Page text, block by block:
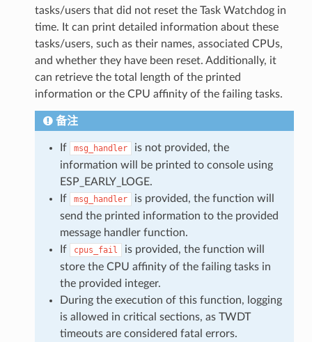
tasks/users that did not reset the Task Watchdog in
time. It can print detailed information about these
tasks/users, such as their names, associated CPUs,
and whether they have been reset. Additionally, it
can retrieve the total length of the printed
information or the CPU affinity of the failing tasks.
备注
If msg_handler
is not provided, the
information will be printed to console using
ESP_EARLY_LOGE.
If
msg_handler
is provided, the function will
send the printed information to the provided
message handler function.
If
cpus_fail
is provided, the function will
store the CPU affinity of the failing tasks in
the provided integer.
During the execution of this function, logging
is allowed in critical sections, as TWDT
timeouts are considered fatal errors.